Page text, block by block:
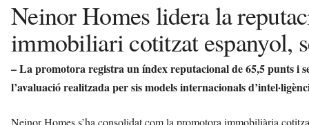
Neinor Homes lidera la
immobiliari cotitzat espanyol,
– La promotora registra un índex reputacional de 65,5 punts i
l’avaluació realitzada per sis models internacionals
Neinor Homes s’ha consolidat com la promotora immobiliària